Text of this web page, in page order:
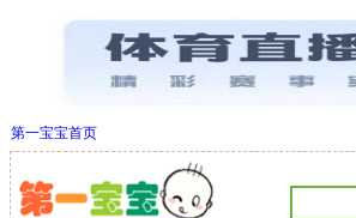
第一宝宝首页